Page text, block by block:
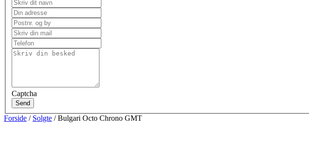
Captcha
Send
Forside / Solgte / Bulgari Octo Chrono GMT